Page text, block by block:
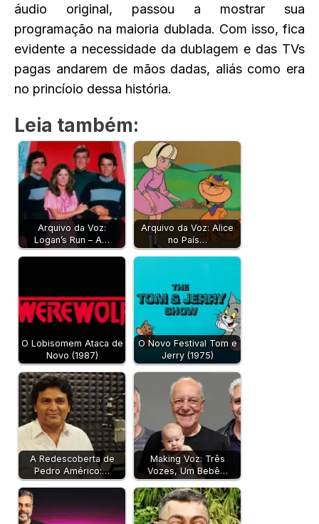
áudio original, passou a mostrar sua
programação na maioria dublada. Com isso, fica
evidente a necessidade da dublagem e das TVs
pagas andarem de mãos dadas, aliás como era
no princíoio dessa história.
Leia também:
Arquivo da Voz:
Logan’s Run – A…
Arquivo da Voz: Alice
no País…
O Lobisomem Ataca de
Novo (1987)
O Novo Festival Tom e
Jerry (1975)
A Redescoberta de
Pedro Américo:…
Making Voz: Três
Vozes, Um Bebê…